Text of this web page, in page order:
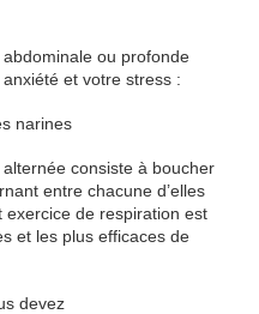
ou profonde
et votre stress :
narines
consiste à boucher
entre chacune d’elles
exercice de respiration est
et les plus efficaces de
devez